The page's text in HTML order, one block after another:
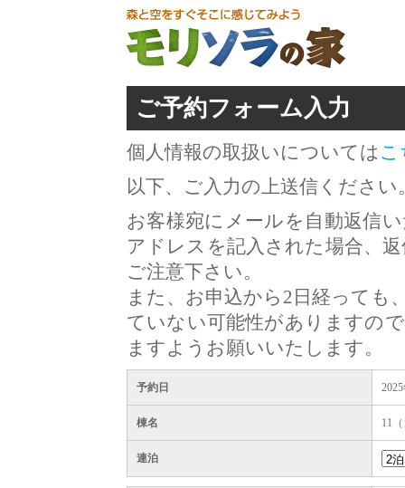
ご予約フォーム入力
個人情報の取扱いについては こ
以下、ご入力の上送信ください
お客様宛にメールを自動返信
アドレスを記入された場合、
ご注意下さい。
また、お申込から2日経っても
ていない可能性がありますの
ますようお願いいたします。
予約日
棟名 11
連泊